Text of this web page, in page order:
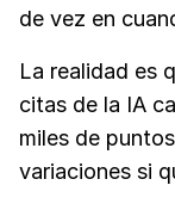
de vez en
La realidad es
citas de la IA
miles de
variaciones si